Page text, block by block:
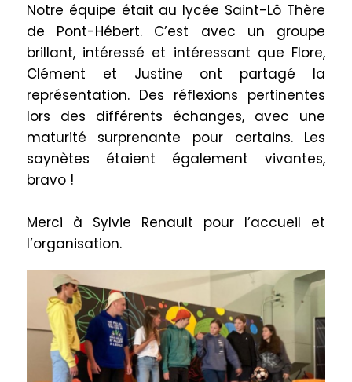
Notre équipe était au lycée Saint-Lô Thère
de Pont-Hébert. C’est avec un groupe
brillant, intéressé et intéressant que Flore,
Clément et Justine ont partagé la
représentation. Des réflexions pertinentes
lors des différents échanges, avec une
maturité surprenante pour certains. Les
saynètes étaient également vivantes,
bravo !
Merci à Sylvie Renault pour l’accueil et
l’organisation.